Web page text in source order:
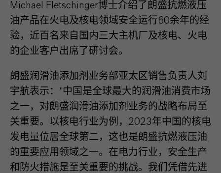
Michael Fletschinger博士介绍了朗盛抗燃液压
油产品在火电及核电领域安全运行60余年的经
验，近百名来自国内三大主机厂及核电、火电
的企业客户出席了研讨会。
朗盛润滑油添加剂业务部亚太区销售负责人刘
宇航表示：“中国是全球最大的润滑油消费市场
之一，对朗盛润滑油添加剂业务的战略布局至
关重要。以核电行业为例，2023年中国的核电
发电量位居全球第二，这也是朗盛抗燃液压油
的重要应用领域之一。在电力行业，安全生产
和防火措施是至关重要的挑战。我们凭借先进